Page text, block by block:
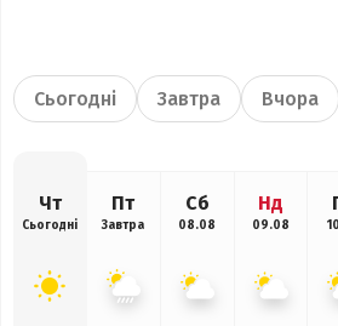
Сьогодні Завтра Вчора
Чт
Сьогодні
Пт
Завтра
Сб
08.08
Нд
09.08